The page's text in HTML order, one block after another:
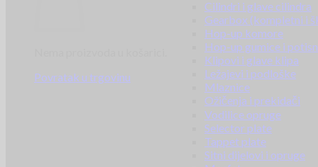
Povratak u trgovinu
Cilindri i glave cilindra
Gearbox (kompletni i
Hop-up komore
Hop-up gumice i
Klipovi i glave klipa
Ležajevi i podloške
Mlaznice
Ožičenja i prekidači
Vodilice opruge
Selector plate
Tappet plate
Sitni dijelovi i opruge